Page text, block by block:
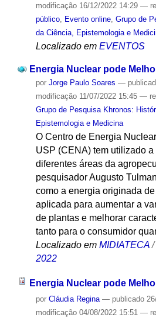
modificação16/12/2022 14:29 —
público, Evento online, Grupo de
da Ciência, Epistemologia e
Localizado em EVENTOS
Energia Nuclear pode
por Jorge Paulo Soares —
modificação11/07/2022 15:45 —
Grupo de Pesquisa Khronos:
Epistemologia e Medicina
O Centro de Energia
USP (CENA) tem utilizado
diferentes áreas da
pesquisador Augusto
como a energia originada
aplicada para aumentar a
de plantas e melhorar
tanto para o consumidor
Localizado em MIDIATECA /
2022
Energia Nuclear pode
por Cláudia Regina — publicado
modificação04/08/2022 15:51 —